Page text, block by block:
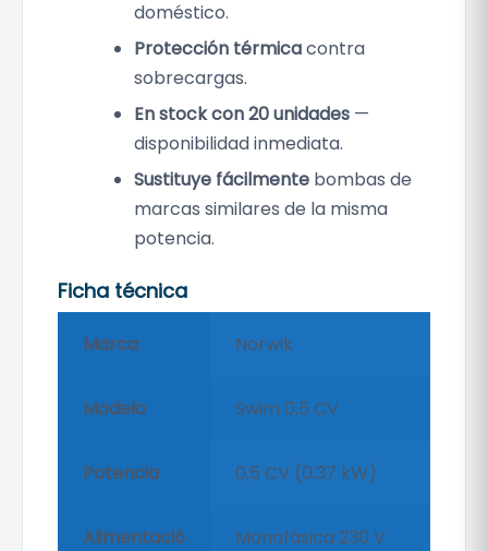
doméstico.
Protección térmicacontra
sobrecargas.
En stock con 20 unidades —
disponibilidad inmediata.
Sustituye fácilmente bombas de
marcas similares de la misma
potencia.
Ficha técnica
Marca Norwik
Modelo Swim 0,5 CV
Potencia 0,5 CV (0,37 kW)
Alimentació
Monofásica 230 V